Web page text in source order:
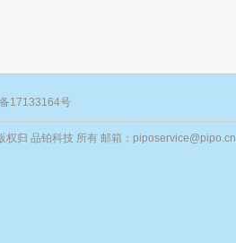
17133164号
权归 品铂科技 所有 邮箱：piposervice@pipo.cn